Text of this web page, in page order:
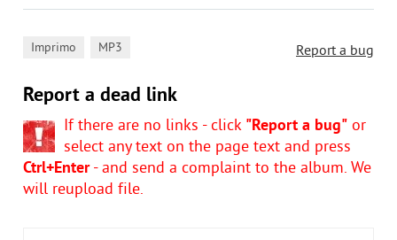
Report a bug
Imprimo MP3
Report a dead link
If there are no links - click "Report a bug" or
select any text on the page text and press
Ctrl+Enter- and send a complaint to the album. We
will reupload file.